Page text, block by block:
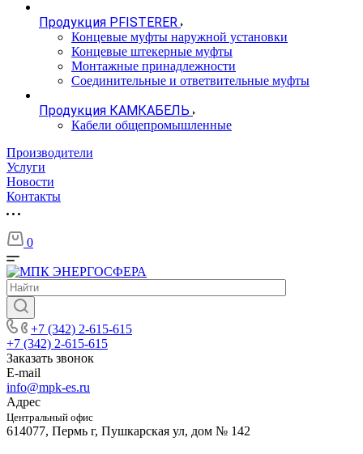
Продукция PFISTERER
Концевые муфты наружной установки
Концевые штекерные муфты
Монтажные принадлежности
Соединительные и ответвительные муфты
Продукция КАМКАБЕЛЬ
Кабели общепромышленные
Производители
Услуги
Новости
Контакты
0
+7 (342) 2-615-615
+7 (342) 2-615-615
Заказать звонок
E-mail
info@mpk-es.ru
Адрес
Центральный офис
614077, Пермь г, Пушкарская ул, дом № 142